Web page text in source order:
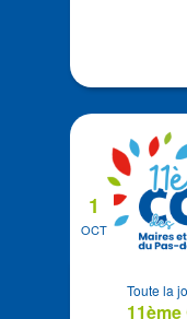
OCT
1
Toute la